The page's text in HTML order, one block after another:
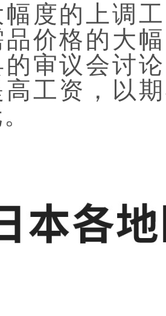
度的上调
价格的大
审议会讨
高工资，以